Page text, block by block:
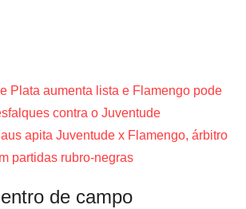
Plata aumenta lista e Flamengo pode
contra o Juventude
apita Juventude x Flamengo, árbitro
partidas rubro-negras
de campo